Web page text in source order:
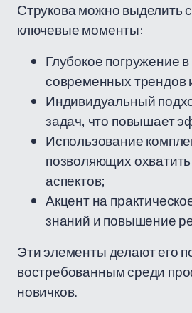
Струкова можно выделить
ключевые моменты:
Глубокое погружение
современных трендов
Индивидуальный
задач, что повышает
Использование
позволяющих
аспектов;
Акцент на
знаний и повышение
Эти элементы делают его
востребованным среди
новичков.